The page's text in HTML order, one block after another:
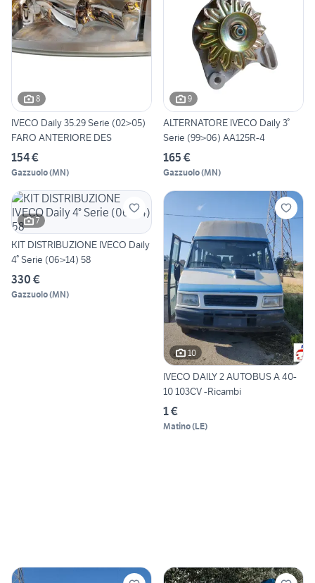
8
IVECO Daily 35.29 Serie (02>05)
FARO ANTERIORE DES
154 €
Gazzuolo(MN)
9
ALTERNATORE IVECO Daily 3°
Serie (99>06) AA125R-4
165 €
Gazzuolo(MN)
7
KIT DISTRIBUZIONE IVECO Daily
4° Serie (06>14) 58
330 €
Gazzuolo(MN)
10
IVECO DAILY 2 AUTOBUS A 40-
10 103CV -Ricambi
1 €
Matino(LE)